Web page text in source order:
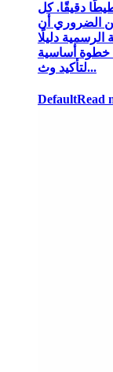
2027 يتطلب تخطيطًا دقيقًا. كل
الضروري أن
دليلًا
خطوة أساسية
لتأكيد وث...
DefaultRead